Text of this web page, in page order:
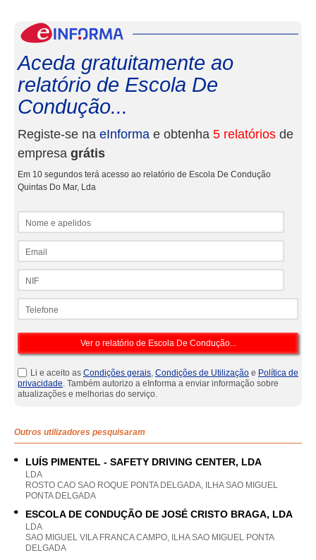
Aceda gratuitamente ao
relatório de Escola De
Condução...
Registe-se na eInforma e obtenha 5 relatórios de
empresa grátis
Em 10 segundos terá acesso ao relatório de Escola De Condução
Quintas Do Mar, Lda
Li e aceito as Condições gerais, Condições de Utilização e Política de
privacidade. Também autorizo a eInforma a enviar informação sobre
atualizações e melhorias do serviço.
Outros utilizadores pesquisaram
LUÍS PIMENTEL - SAFETY DRIVING CENTER, LDA
LDA
ROSTO CAO SAO ROQUE PONTA DELGADA, ILHA SAO MIGUEL
PONTA DELGADA
ESCOLA DE CONDUÇÃO DE JOSÉ CRISTO BRAGA, LDA
LDA
SAO MIGUEL VILA FRANCA CAMPO, ILHA SAO MIGUEL PONTA
DELGADA